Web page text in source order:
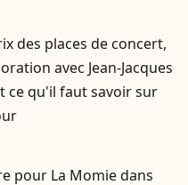
des places de concert,
avec Jean-Jacques
ce qu'il faut savoir sur
pour La Momie dans